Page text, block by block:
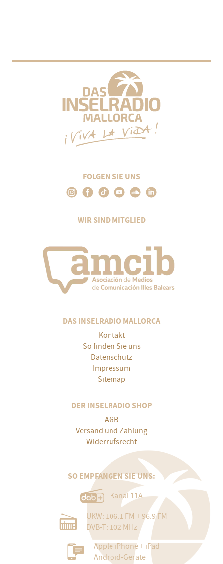
FOLGEN SIE UNS
WIR SIND MITGLIED
DAS INSELRADIO MALLORCA
Kontakt
So finden Sie uns
Datenschutz
Impressum
Sitemap
DER INSELRADIO SHOP
AGB
Versand und Zahlung
Widerrufsrecht
SO EMPFANGEN SIE UNS:
Kanal 11A
UKW: 106.1 FM + 96.9 FM
DVB-T: 102 MHz
Apple iPhone + iPad
Android-Geräte